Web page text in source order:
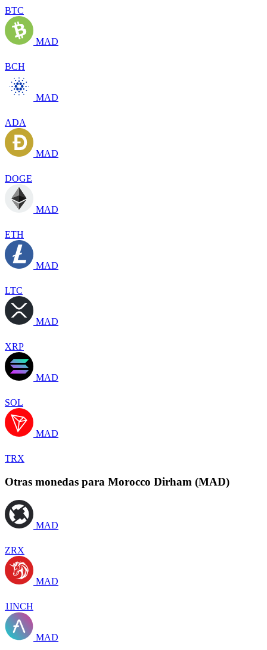
BTC
MAD
BCH
MAD
ADA
MAD
DOGE
MAD
ETH
MAD
LTC
MAD
XRP
MAD
SOL
MAD
TRX
Otras monedas para Morocco Dirham (MAD)
MAD
ZRX
MAD
1INCH
MAD